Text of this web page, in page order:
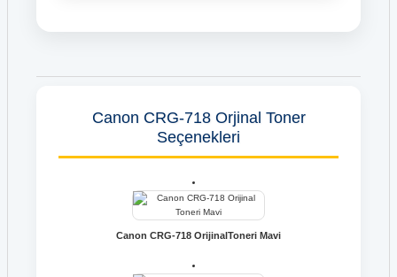
Canon CRG-718 Orjinal Toner
Seçenekleri
Canon CRG-718 OrijinalToneri Mavi